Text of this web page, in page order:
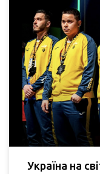
Україна на